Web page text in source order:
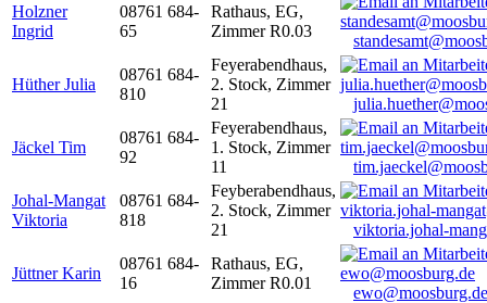
Holzner
Ingrid
08761 684-
65
Rathaus, EG,
Zimmer R0.03
Hüther Julia
08761 684-
810
Feyerabendhaus,
2. Stock, Zimmer
21
Jäckel Tim
08761 684-
92
Feyerabendhaus,
1. Stock, Zimmer
11
Johal-Mangat
Viktoria
08761 684-
818
Feyberabendhaus,
2. Stock, Zimmer
21
viktoria.johal-
Jüttner Karin
08761 684-
16
Rathaus, EG,
Zimmer R0.01
ewo@moosburg.de